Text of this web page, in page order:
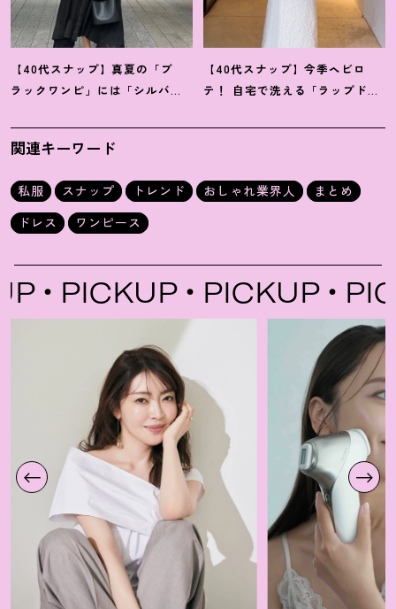
【40代スナップ】真夏の「ブ
ラックワンピ」には「シルバー
果林さん
【40代スナップ】今季ヘビロ
テ ！
自宅で洗える「ラップドレ
乃婦さん
関連キーワード
私服 スナップ トレンド おしゃれ業界人
まとめ
ドレス
ワンピース
PICKUP PICKUP